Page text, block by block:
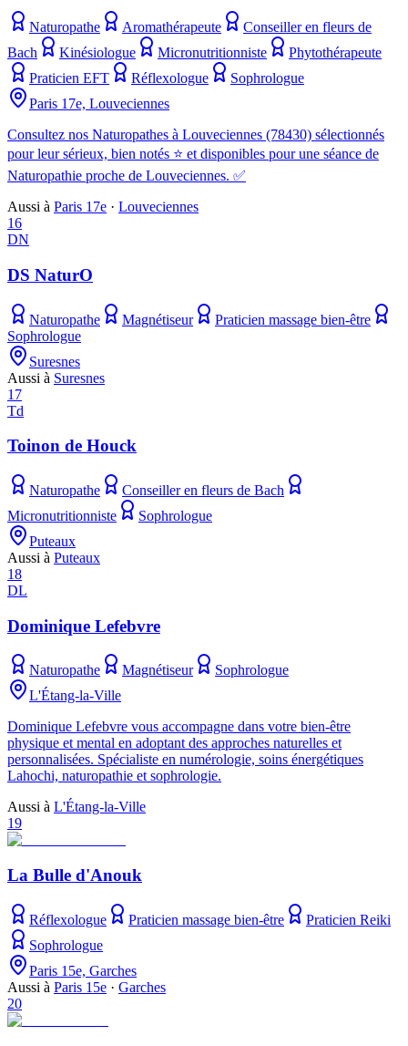
Naturopathe Aromathérapeute
Conseiller en fleurs de
Bach
Kinésiologue Micronutritionniste
Phytothérapeute
Praticien EFT
Réflexologue
Sophrologue
Paris 17e, Louveciennes
Consultez nos Naturopathes à Louveciennes (78430) sélectionnés
pour leur sérieux, bien notés ⭐ et disponibles pour une séance de
Naturopathie proche de Louveciennes. ✅
Aussi à Paris 17e · Louveciennes
16
DN
DS NaturO
Naturopathe Magnétiseur
Praticien massage bien-être
Sophrologue
Suresnes
Aussi à Suresnes
17
Td
Toinon de Houck
Naturopathe
Conseiller en fleurs de Bach
Micronutritionniste
Sophrologue
Puteaux
Aussi à Puteaux
18
DL
Dominique Lefebvre
Naturopathe Magnétiseur
Sophrologue
L'Étang-la-Ville
Dominique Lefebvre vous accompagne dans votre bien-être
physique et mental en adoptant des approches naturelles et
personnalisées. Spécialiste en numérologie, soins énergétiques
Lahochi, naturopathie et sophrologie.
Aussi à L'Étang-la-Ville
19
La Bulle d'Anouk
Réflexologue Praticien massage bien-être
Praticien Reiki
Sophrologue
Paris 15e, Garches
Aussi à Paris 15e · Garches
20